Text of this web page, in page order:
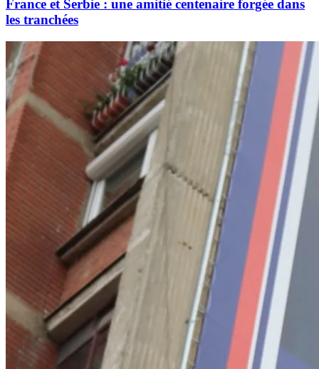
France et Serbie : une amitié centenaire forgée dans
les tranchées